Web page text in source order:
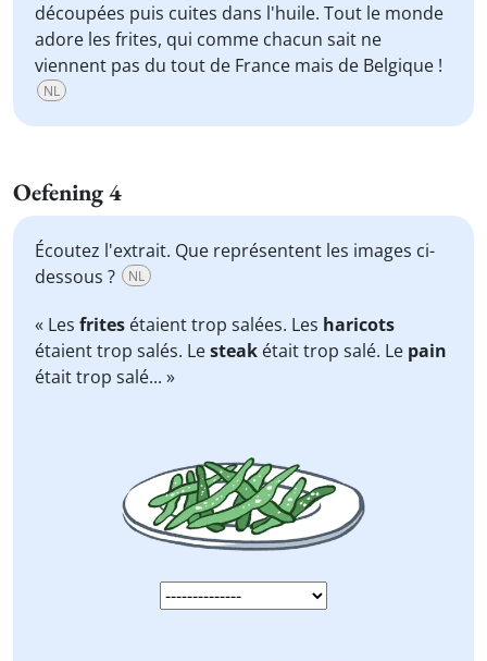
découpées puis cuites dans l'huile. Tout le monde
adore les frites, qui comme chacun sait ne
viennent pas du tout de France mais de Belgique !
NL
Oefening 4
Écoutez l'extrait. Que représentent les images ci-
dessous ?
NL
« Les frites étaient trop salées. Les haricots
étaient trop salés. Lesteak était trop salé. Le pain
était trop salé... »